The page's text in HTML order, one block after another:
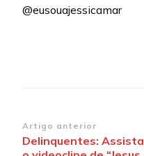
@eusouajessicamar
Navegação
de
Artigo anterior
Delinquentes: Assista